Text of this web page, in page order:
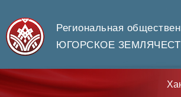
Региональная
ЮГОРСКОЕ